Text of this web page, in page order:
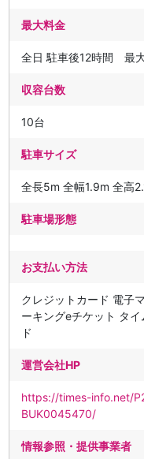
最大料金
全日 駐車後12時間 最
収容台数
10台
駐車サイズ
全長5m 全幅1.9m 全高
駐車場形態
お支払い方法
クレジットカード 電子
ーキングeチケット タ
ド
運営会社HP
https://times-info.net/
BUK0045470/
情報参照・提供事業者